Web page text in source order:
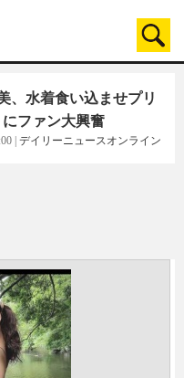
、水着食い込ませプリ
ファン大興奮
デイリーニュースオンライン